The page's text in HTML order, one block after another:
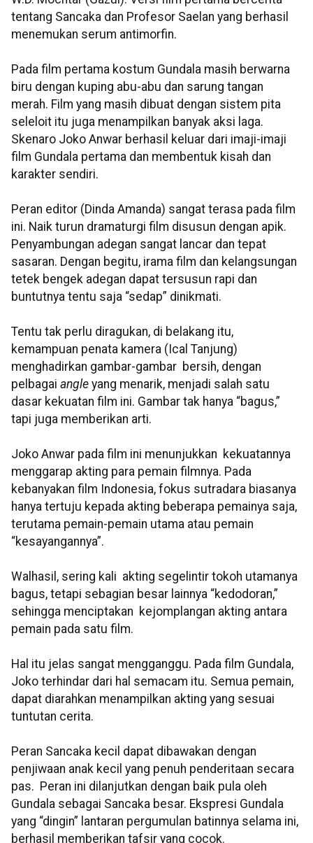
tentang Sancaka dan Profesor Saelan yang berhasil
menemukan serum antimorfin.
Pada film pertama kostum Gundala masih berwarna
biru dengan kuping abu-abu dan sarung tangan
merah. Film yang masih dibuat dengan sistem pita
seleloit itu juga menampilkan banyak aksi laga.
Skenaro Joko Anwar berhasil keluar dari imaji-imaji
film Gundala pertama dan membentuk kisah dan
karakter sendiri.
Peran editor (Dinda Amanda) sangat terasa pada film
ini. Naik turun dramaturgi film disusun dengan apik.
Penyambungan adegan sangat lancar dan tepat
sasaran. Dengan begitu, irama film dan kelangsungan
tetek bengek adegan dapat tersusun rapi dan
buntutnya tentu saja “sedap” dinikmati.
Tentu tak perlu diragukan, di belakang itu,
kemampuan penata kamera (Ical Tanjung)
menghadirkan gambar-gambar bersih, dengan
pelbagai angle yang menarik, menjadi salah satu
dasar kekuatan film ini. Gambar tak hanya “bagus,”
tapi juga memberikan arti.
Joko Anwar pada film ini menunjukkan kekuatannya
menggarap akting para pemain filmnya. Pada
kebanyakan film Indonesia, fokus sutradara biasanya
hanya tertuju kepada akting beberapa pemainya saja,
terutama pemain-pemain utama atau pemain
“kesayangannya”.
Walhasil, sering kali akting segelintir tokoh utamanya
bagus, tetapi sebagian besar lainnya “kedodoran,”
sehingga menciptakan kejomplangan akting antara
pemain pada satu film.
Hal itu jelas sangat mengganggu. Pada film Gundala,
Joko terhindar dari hal semacam itu. Semua pemain,
dapat diarahkan menampilkan akting yang sesuai
tuntutan cerita.
Peran Sancaka kecil dapat dibawakan dengan
penjiwaan anak kecil yang penuh penderitaan secara
pas. Peran ini dilanjutkan dengan baik pula oleh
Gundala sebagai Sancaka besar. Ekspresi Gundala
yang “dingin” lantaran pergumulan batinnya selama ini,
berhasil memberikan tafsir yang cocok.